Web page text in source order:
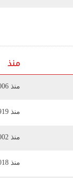
منذ
منذ 2006
منذ 1919
منذ 2002
منذ 2018